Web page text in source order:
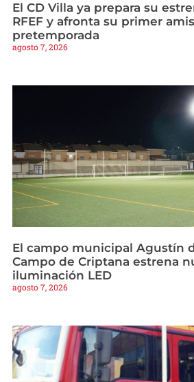
El CD Villa ya prepara su
RFEF y afronta su primer
pretemporada
agosto 7, 2026
El campo municipal Agustín
Campo de Criptana estrena
iluminación LED
agosto 7, 2026